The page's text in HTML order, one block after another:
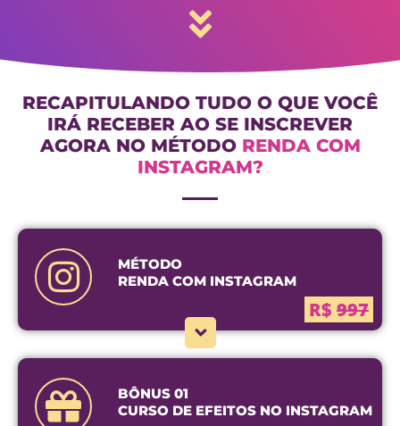
RECAPITULANDO TUDO O QUE VOCÊ
IRÁ RECEBER AO SE INSCREVER
AGORA NO MÉTODO RENDA COM
INSTAGRAM?
MÉTODO
RENDA COM INSTAGRAM
R$ 997
BÔNUS 01
CURSO DE EFEITOS NO INSTAGRAM